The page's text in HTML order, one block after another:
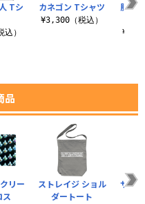
Tシ
）
カネゴン Tシャツ
¥3,300（税込）
服従
品
リー
ス
ストレイジ ショル
ダートート
サン